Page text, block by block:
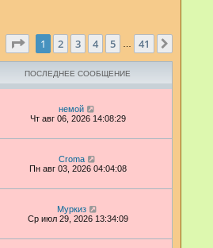
Страница1 из 41
1 2 3 4 5 41
ПОСЛЕДНЕЕ СООБЩЕНИЕ
немой
Чт авг 06, 2026 14:08:29
Croma
Пн авг 03, 2026 04:04:08
Муркиз
Ср июл 29, 2026 13:34:09